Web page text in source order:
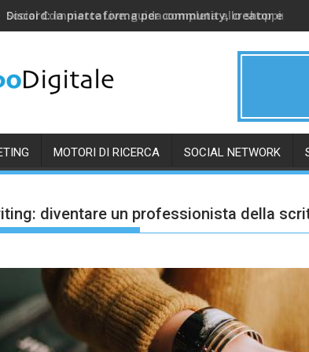
Discord: la piattaforma per community, creator e
MOTORI DI RICERCA SOCIAL NETWORK
diventare un professionista della